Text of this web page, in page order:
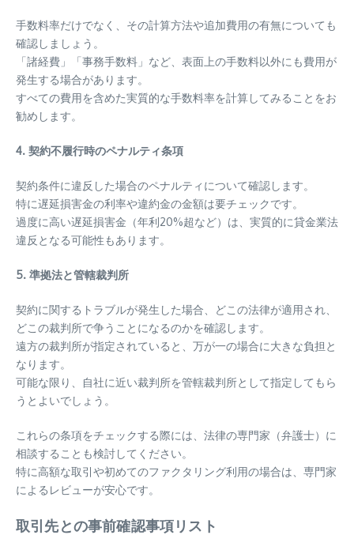
手数料率だけでなく、その計算方法や追加費用の有無についても
確認しましょう。
「諸経費」「事務手数料」など、表面上の手数料以外にも費用が
発生する場合があります。
すべての費用を含めた実質的な手数料率を計算してみることをお
勧めします。
4. 契約不履行時のペナルティ条項
契約条件に違反した場合のペナルティについて確認します。
特に遅延損害金の利率や違約金の金額は要チェックです。
過度に高い遅延損害金（年利20%超など）は、実質的に貸金業法
違反となる可能性もあります。
5. 準拠法と管轄裁判所
契約に関するトラブルが発生した場合、どこの法律が適用され、
どこの裁判所で争うことになるのかを確認します。
遠方の裁判所が指定されていると、万が一の場合に大きな負担と
なります。
可能な限り、自社に近い裁判所を管轄裁判所として指定してもら
うとよいでしょう。
これらの条項をチェックする際には、法律の専門家（弁護士）に
相談することも検討してください。
特に高額な取引や初めてのファクタリング利用の場合は、専門家
によるレビューが安心です。
取引先との事前確認事項リスト